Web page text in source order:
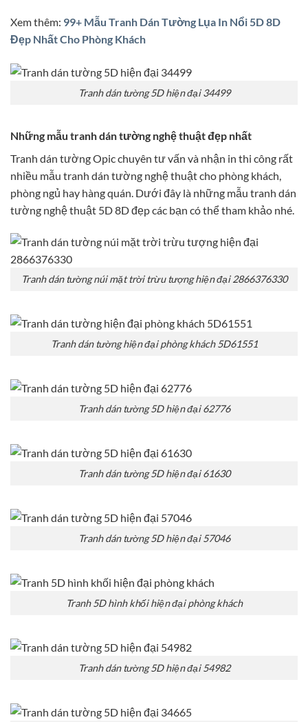
Xem thêm: 99+ Mẫu Tranh Dán Tường Lụa In Nổi 5D 8D
Đẹp Nhất Cho Phòng Khách
Tranh dán tường 5D hiện đại 34499
Những mẫu tranh dán tường nghệ thuật đẹp nhất
Tranh dán tường Opic chuyên tư vấn và nhận in thi công rất
nhiều mẫu tranh dán tường nghệ thuật cho phòng khách,
phòng ngủ hay hàng quán. Dưới đây là những mẫu tranh dán
tường nghệ thuật 5D 8D đẹp các bạn có thể tham khảo nhé.
Tranh dán tường núi mặt trời trừu tượng hiện đại 2866376330
Tranh dán tường hiện đại phòng khách 5D61551
Tranh dán tường 5D hiện đại 62776
Tranh dán tường 5D hiện đại 61630
Tranh dán tường 5D hiện đại 57046
Tranh 5D hình khối hiện đại phòng khách
Tranh dán tường 5D hiện đại 54982